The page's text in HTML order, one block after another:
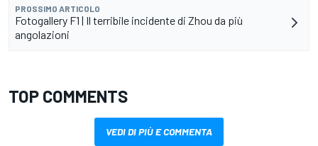
PROSSIMO ARTICOLO
Fotogallery F1 | Il terribile incidente di Zhou da più
angolazioni
TOP COMMENTS
VEDI DI PIÙ E COMMENTA